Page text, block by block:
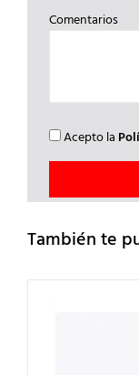
Comentarios
Acepto la
También te